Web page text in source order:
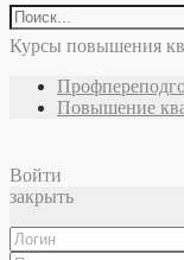
Курсы повышения
Повышение
Войти
закрыть